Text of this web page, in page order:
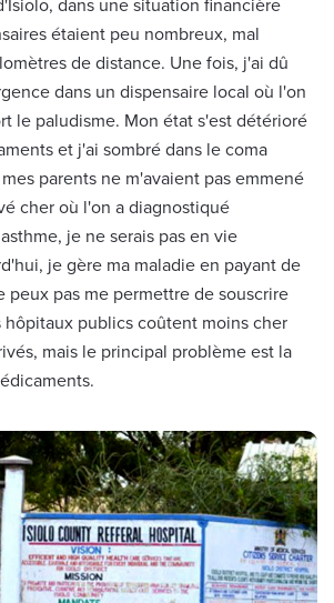
dans une situation financière
étaient peu nombreux, mal
de distance. Une fois, j'ai dû
dans un dispensaire local où l'on
le paludisme. Mon état s'est détérioré
et j'ai sombré dans le coma
parents ne m'avaient pas emmené
cher où l'on a diagnostiqué
je ne serais pas en vie
je gère ma maladie en payant de
peux pas me permettre de souscrire
hôpitaux publics coûtent moins cher
mais le principal problème est la